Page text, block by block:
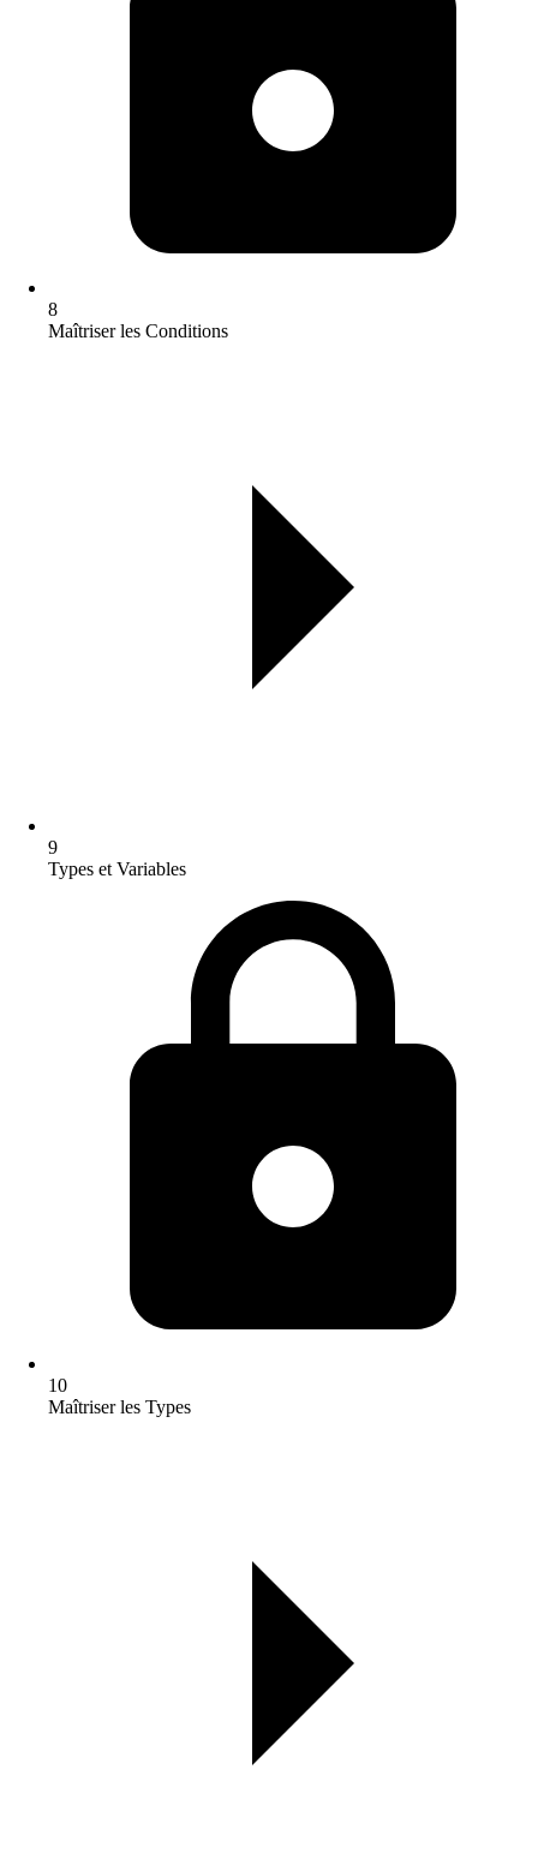
8
Maîtriser les Conditions
9
Types et Variables
10
Maîtriser les Types